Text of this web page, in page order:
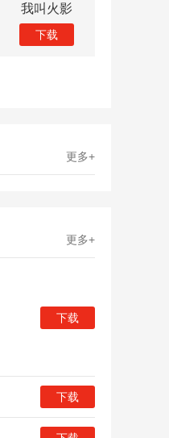
我叫火影
下载
更多+
更多+
下载
下载